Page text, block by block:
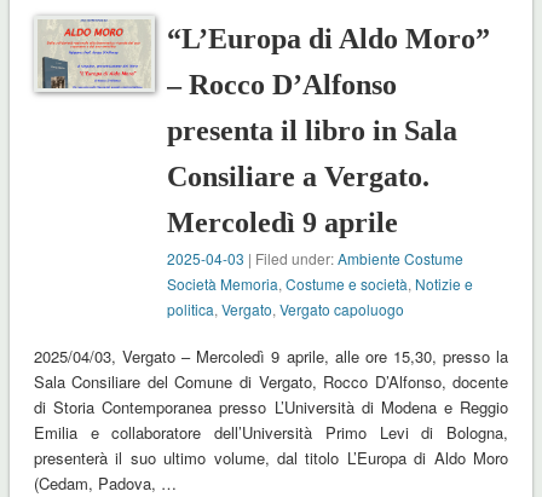
“L’Europa di Aldo Moro”
– Rocco D’Alfonso
presenta il libro in Sala
Consiliare a Vergato.
Mercoledì 9 aprile
2025-04-03 | Filed under:Ambiente Costume
Società Memoria,Costume e società, Notizie e
politica,Vergato,Vergato capoluogo
2025/04/03, Vergato – Mercoledì 9 aprile, alle ore 15,30, presso la
Sala Consiliare del Comune di Vergato, Rocco D’Alfonso, docente
di Storia Contemporanea presso L’Università di Modena e Reggio
Emilia e collaboratore dell’Università Primo Levi di Bologna,
presenterà il suo ultimo volume, dal titolo L’Europa di Aldo Moro
(Cedam, Padova, …